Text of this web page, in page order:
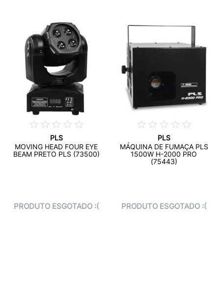
PLS
MOVING HEAD FOUR EYE
BEAM PRETO PLS (73500)
PRODUTO ESGOTADO :(
PLS
MÁQUINA DE FUMAÇA PLS
1500W H-2000 PRO
(75443)
PRODUTO ESGOTADO :(